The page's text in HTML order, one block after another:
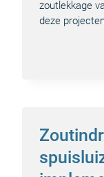
zoutlekkage
deze